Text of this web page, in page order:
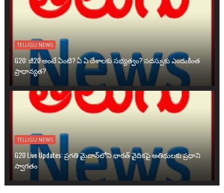
TELUGU NEWS
G20: జీ20 అంటే ఏంటి? ఏ ఏ దేశాలకు సభ్యత్వం? సదస్సుకు ఎందుకింత
ప్రాధాన్యత?
TELUGU NEWS
G20 Live Updates: ప్రగతి మైదాన్‌లోని భారత్ వైదికపై అతిథులకు ప్రధాని
స్వాగతం